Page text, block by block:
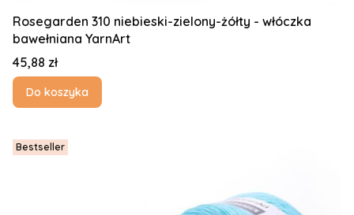
Rosegarden 310 niebieski-zielony-żółty - włóczka
bawełniana YarnArt
Cena
45,88 zł
Do koszyka
Bestseller